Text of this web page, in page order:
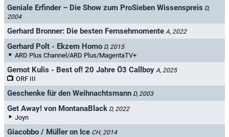
Geniale Erfinder – Die Show zum ProSieben Wissenspreis D,
2004
Gerhard Bronner: Die besten Fernsehmomente A, 2022
Gerhard Polt - Ekzem Homo D, 2015
ARD Plus Channel/ARD Plus/MagentaTV+
Gernot Kulis - Best of! 20 Jahre Ö3 Callboy A, 2025
ORF III
Geschenke für den Weihnachtsmann D, 2003
Get Away! von MontanaBlack D, 2022
Joyn
Giacobbo / Müller on Ice CH, 2014